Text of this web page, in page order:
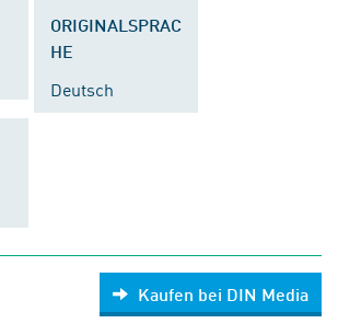
ORIGINALSPRAC
HE
Deutsch
Kaufen bei DIN Media